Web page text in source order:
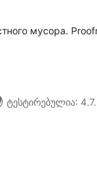
мусора.
ტესტირებულია: